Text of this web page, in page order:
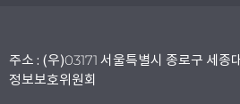
주소 : (우)03171 서울특별시 종로구 세종
정보보호위원회